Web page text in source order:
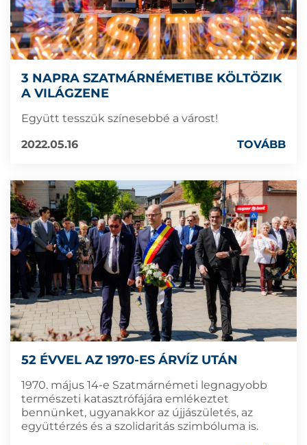
3 NAPRA SZATMÁRNÉMETIBE KÖLTÖZIK
A VILÁGZENE
Együtt tesszük színesebbé a várost!
2022.05.16
TOVÁBB
52 ÉVVEL AZ 1970-ES ÁRVÍZ UTÁN
1970. május 14-e Szatmárnémeti legnagyobb
természeti katasztrófájára emlékeztet
bennünket, ugyanakkor az újjászületés, az
együttérzés és a szolidaritás szimbóluma is.